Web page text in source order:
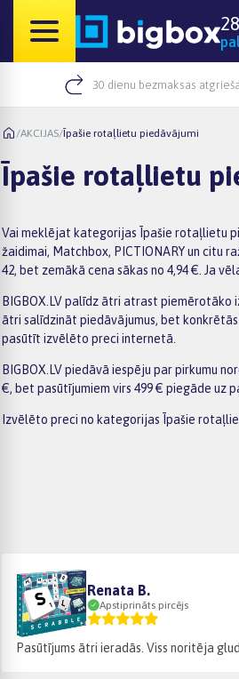
30 dienu bezmaksas
/AKCIJAS/Īpašie rotaļlietu piedāvājumi
Īpašie rotaļlietu
Vai meklējat kategorijas Īpašie rotaļlietu
žaidimai, Matchbox, PICTIONARY un citu
42, bet zemākā cena sākas no 4,94 €. Ja
BIGBOX.LV palīdz ātri atrast
ātri salīdzināt piedāvājumus, bet
pasūtīt izvēlēto preci internetā.
BIGBOX.LV piedāvā iespēju par pirkumu
€, bet pasūtījumiem virs 499 € piegāde uz
Izvēlēto preci no kategorijas Īpašie
Renata B.
Apstiprināts pircējs
Pasūtījums ātri ieradās. Viss noritēja